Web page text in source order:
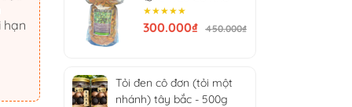
hạn
★★★★★
300.000₫ 450.000₫
Tỏi đen cô đơn (tỏi một
nhánh) tây bắc - 500g